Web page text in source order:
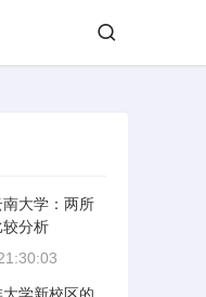
大学：两所
分析